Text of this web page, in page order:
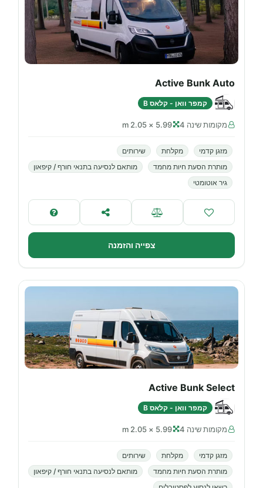
Active Bunk Auto
קמפר וואן - קלאס B
מקומות שינה 4 5.99 × 2.05 m
מזגן קדמי מקלחת
שירותים
מותרת הסעת חיות מחמד
מותאם לנסיעה בתנאי חורף / קיפאון
גיר אוטומטי
צפייה והזמנה
Active Bunk Select
קמפר וואן - קלאס B
מקומות שינה 4 5.99 × 2.05 m
מזגן קדמי מקלחת
שירותים
מותרת הסעת חיות מחמד
מותאם לנסיעה בתנאי חורף / קיפאון